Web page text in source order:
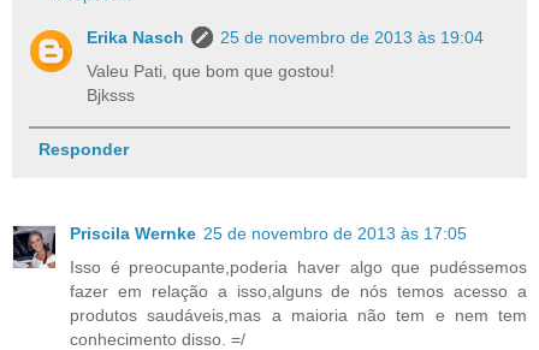
Erika Nasch
25 de novembro de 2013 às 19:04
Valeu Pati, que bom que gostou!
Bjksss
Responder
Priscila Wernke 25 de novembro de 2013 às 17:05
Isso é preocupante,poderia haver algo que pudéssemos
fazer em relação a isso,alguns de nós temos acesso a
produtos saudáveis,mas a maioria não tem e nem tem
conhecimento disso. =/